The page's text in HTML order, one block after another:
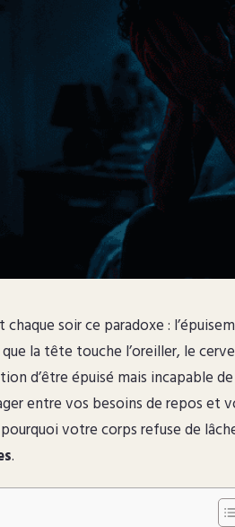
soir ce paradoxe :
la tête touche l’oreiller, le
d’être épuisé mais incapable
entre vos besoins de repos et
votre corps refuse de
.